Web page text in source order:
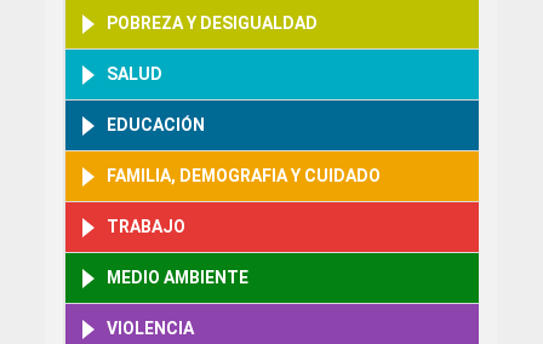
POBREZA Y DESIGUALDAD
SALUD
EDUCACIÓN
FAMILIA, DEMOGRAFIA Y CUIDADO
TRABAJO
MEDIO AMBIENTE
VIOLENCIA